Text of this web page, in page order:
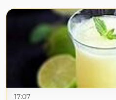
17:07